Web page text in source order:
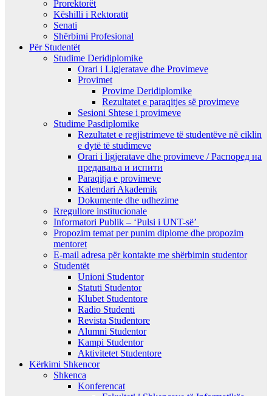
Prorektorët
Këshilli i Rektoratit
Senati
Shërbimi Profesional
Për Studentët
Studime Deridiplomike
Orari i Ligjeratave dhe Provimeve
Provimet
Provime Deridiplomike
Rezultatet e paraqitjes së provimeve
Sesioni Shtese i provimeve
Studime Pasdiplomike
Rezultatet e regjistrimeve të studentëve në ciklin
e dytë të studimeve
Orari i ligjeratave dhe provimeve / Распоред на
предавањa и испити
Paraqitja e provimeve
Kalendari Akademik
Dokumente dhe udhezime
Rregullore institucionale
Informatori Publik – ‘Pulsi i UNT-së’
Propozim temat per punim diplome dhe propozim
mentoret
E-mail adresa për kontakte me shërbimin studentor
Studentët
Unioni Studentor
Statuti Studentor
Klubet Studentore
Radio Studenti
Revista Studentore
Alumni Studentor
Kampi Studentor
Aktivitetet Studentore
Kërkimi Shkencor
Shkenca
Konferencat